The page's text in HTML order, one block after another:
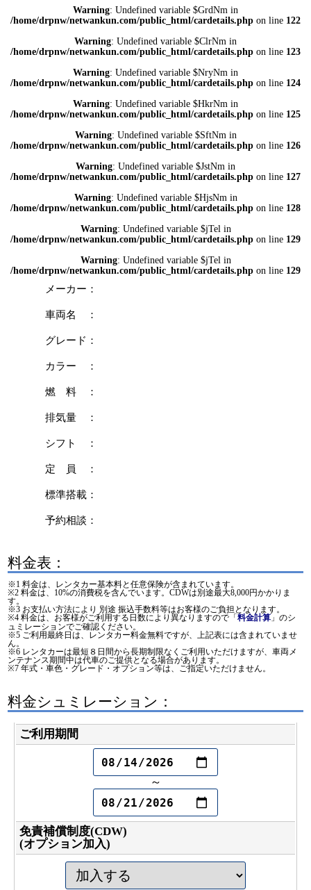
Warning: Undefined variable $GrdNm in
/home/drpnw/netwankun.com/public_html/cardetails.php on line 122
Warning: Undefined variable $ClrNm in
/home/drpnw/netwankun.com/public_html/cardetails.php on line 123
Warning: Undefined variable $NryNm in
/home/drpnw/netwankun.com/public_html/cardetails.php on line 124
Warning: Undefined variable $HkrNm in
/home/drpnw/netwankun.com/public_html/cardetails.php on line 125
Warning: Undefined variable $SftNm in
/home/drpnw/netwankun.com/public_html/cardetails.php on line 126
Warning: Undefined variable $JstNm in
/home/drpnw/netwankun.com/public_html/cardetails.php on line 127
Warning: Undefined variable $HjsNm in
/home/drpnw/netwankun.com/public_html/cardetails.php on line 128
Warning: Undefined variable $jTel in
/home/drpnw/netwankun.com/public_html/cardetails.php on line 129
Warning: Undefined variable $jTel in
/home/drpnw/netwankun.com/public_html/cardetails.php on line 129
メーカー：
車両名 ：
グレード：
カラー ：
燃 料 ：
排気量 ：
シフト ：
定 員 ：
標準搭載：
予約相談：
料金表：
※1 料金は、レンタカー基本料と任意保険が含まれています。
※2 料金は、10%の消費税を含んでいます。CDWは別途最大8,000円かかりま
す。
※3 お支払い方法により 別途 振込手数料等はお客様のご負担となります。
※4 料金は、お客様がご利用する日数により異なりますので「料金計算 」のシ
ュミレーションでご確認ください。
※5 ご利用最終日は、レンタカー料金無料ですが、上記表には含まれていませ
ん。
※6 レンタカーは最短８日間から長期制限なくご利用いただけますが、車両メ
ンテナンス期間中は代車のご提供となる場合があります。
※7 年式・車色・グレード・オプション等は、ご指定いただけません。
料金シュミレーション：
ご利用期間
～
免責補償制度(CDW)
(オプション加入)